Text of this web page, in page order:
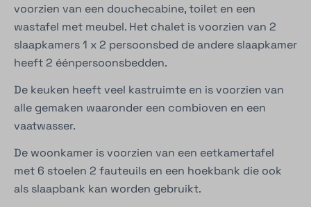
voorzien van een douchecabine, toilet en een
wastafel met meubel. Het chalet is voorzien van 2
slaapkamers 1 x 2 persoonsbed de andere slaapkamer
heeft 2 éénpersoonsbedden.
De keuken heeft veel kastruimte en is voorzien van
alle gemaken waaronder een combioven en een
vaatwasser.
De woonkamer is voorzien van een eetkamertafel
met 6 stoelen 2 fauteuils en een hoekbank die ook
als slaapbank kan worden gebruikt.